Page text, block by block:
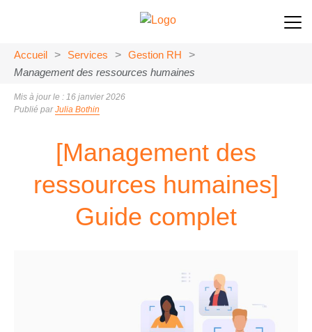
Accueil > Services > Gestion RH
>
Management des ressources humaines
Mis à jour le : 16 janvier 2026
Publié parJulia Bothin
[Management des
ressources humaines]
Guide complet